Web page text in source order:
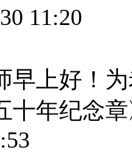
11:20
早上好！
十年纪念